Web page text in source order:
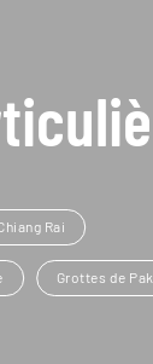
Rai
Grottes de